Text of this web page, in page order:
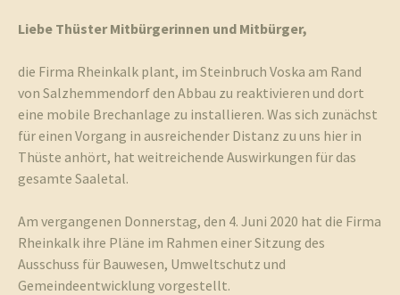
und
Liebe Thüster Mitbürgerinnen und Mitbürger,
die Firma Rheinkalk plant, im Steinbruch Voska am Rand
von Salzhemmendorf den Abbau zu reaktivieren und dort
eine mobile Brechanlage zu installieren. Was sich zunächst
für einen Vorgang in ausreichender Distanz zu uns hier in
Thüste anhört, hat weitreichende Auswirkungen für das
gesamte Saaletal.
Am vergangenen Donnerstag, den 4. Juni 2020 hat die Firma
Rheinkalk ihre Pläne im Rahmen einer Sitzung des
Ausschuss für Bauwesen, Umweltschutz und
Gemeindeentwicklung vorgestellt.